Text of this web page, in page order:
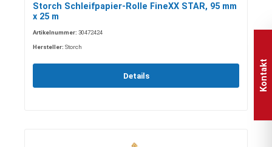
Storch Schleifpapier-Rolle FineXX STAR, 95 mm
x 25 m
Artikelnummer: 30472424
Hersteller: Storch
Details Kontakt